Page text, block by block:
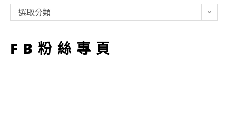
型
選取分類
FB粉絲專頁